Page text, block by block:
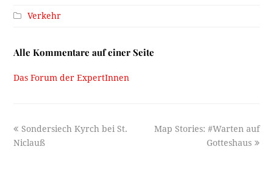
Verkehr
Alle Kommentare auf einer Seite
Das Forum der ExpertInnen
previous
post:
Sondersiech Kyrch bei St.
Niclauß
next
Map Stories: #Warten auf
Gotteshaus